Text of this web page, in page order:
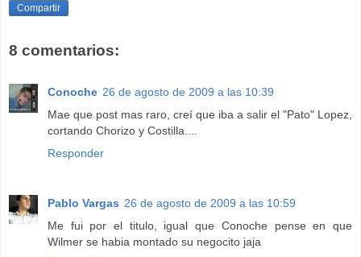
Compartir
8 comentarios:
Conoche 26 de agosto de 2009 a las 10:39
Mae que post mas raro, creí que iba a salir el "Pato" Lopez,
cortando Chorizo y Costilla....
Responder
Pablo Vargas 26 de agosto de 2009 a las 10:59
Me fui por el titulo, igual que Conoche pense en que
Wilmer se habia montado su negocito jaja